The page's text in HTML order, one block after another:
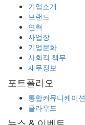
기업소개
브랜드
연혁
사업장
기업문화
사회적 책무
재무정보
포트폴리오
통합커뮤니케이션
클라우드